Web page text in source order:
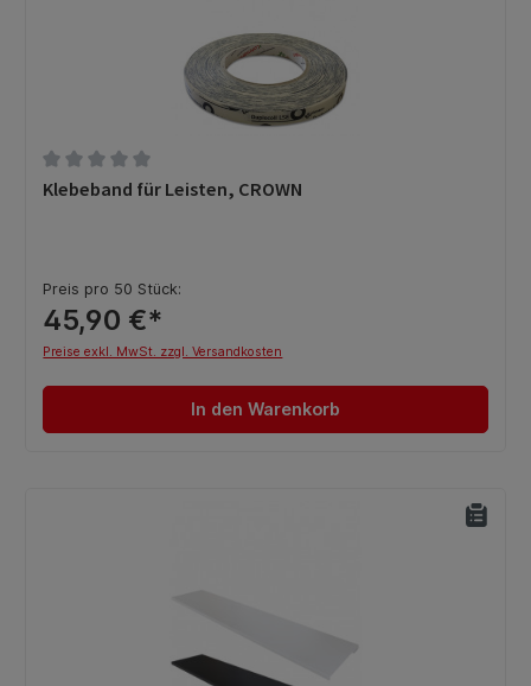
Durchschnittliche Bewertung von 0 von 5 Sternen
Klebeband für Leisten, CROWN
Preis pro 50 Stück:
45,90 €*
Preise exkl. MwSt. zzgl. Versandkosten
In den Warenkorb